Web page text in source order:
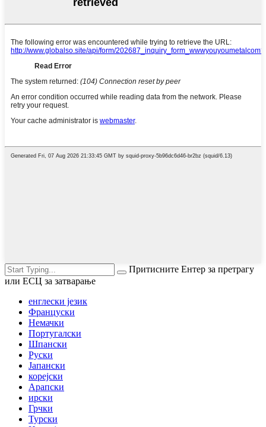
Притисните Ентер за претрагу
или ЕСЦ за затварање
енглески језик
Француски
Немачки
Португалски
Шпански
Руски
Јапански
корејски
Арапски
ирски
Грчки
Турски